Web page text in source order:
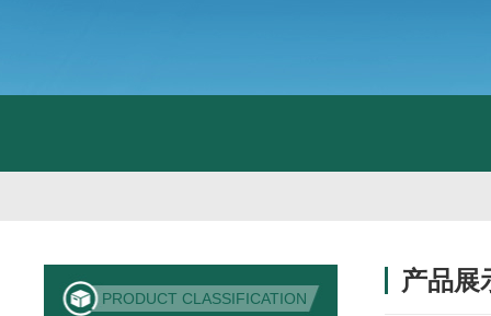
PRODUCT CLASSIFICATION
产品展